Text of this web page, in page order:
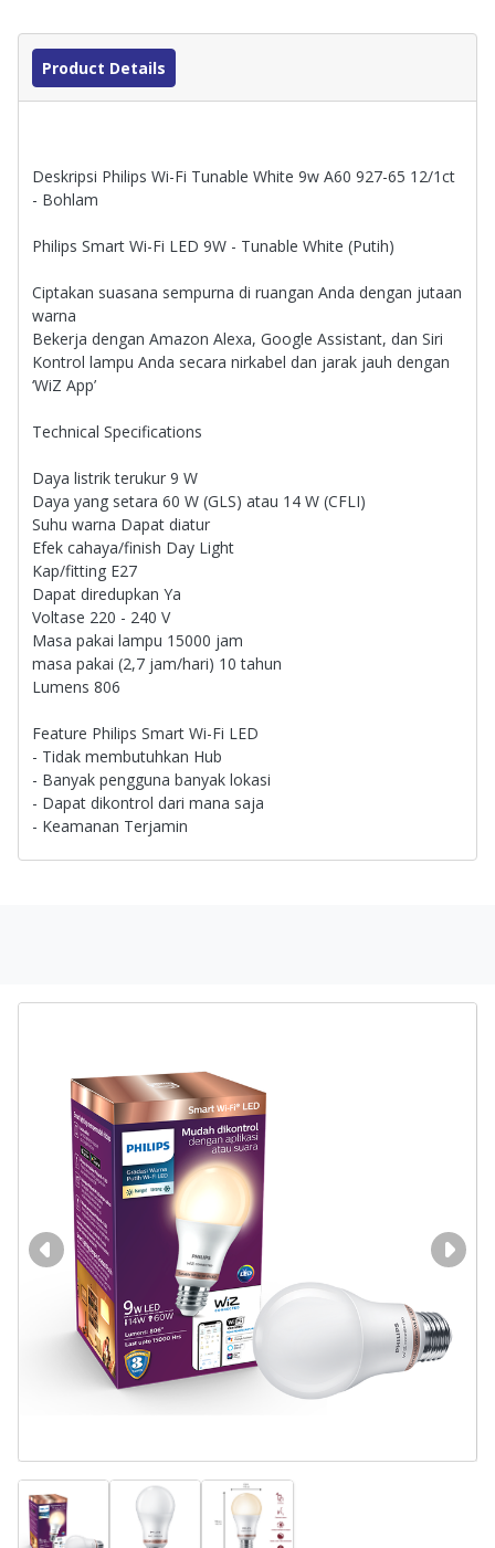
Product Details
Deskripsi Philips Wi-Fi Tunable White 9w A60 927-65 12/1ct
- Bohlam
Philips Smart Wi-Fi LED 9W - Tunable White (Putih)
Ciptakan suasana sempurna di ruangan Anda dengan jutaan
warna
Bekerja dengan Amazon Alexa, Google Assistant, dan Siri
Kontrol lampu Anda secara nirkabel dan jarak jauh dengan
‘WiZ App’
Technical Specifications
Daya listrik terukur 9 W
Daya yang setara 60 W (GLS) atau 14 W (CFLI)
Suhu warna Dapat diatur
Efek cahaya/finish Day Light
Kap/fitting E27
Dapat diredupkan Ya
Voltase 220 - 240 V
Masa pakai lampu 15000 jam
masa pakai (2,7 jam/hari) 10 tahun
Lumens 806
Feature Philips Smart Wi-Fi LED
- Tidak membutuhkan Hub
- Banyak pengguna banyak lokasi
- Dapat dikontrol dari mana saja
- Keamanan Terjamin